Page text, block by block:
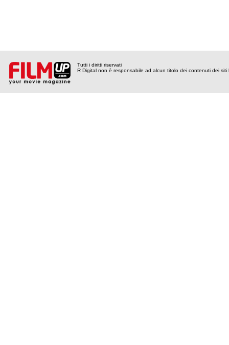
Tutti i diritti riservati
R Digital non è responsabile ad alcun titolo dei contenuti dei siti